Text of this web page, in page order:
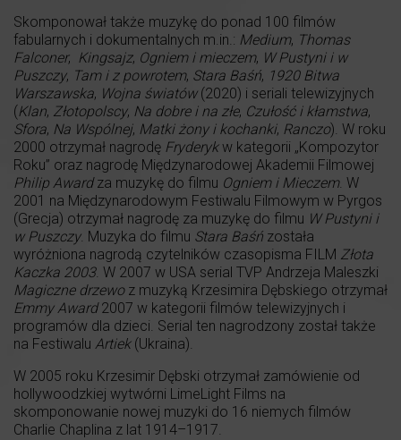
Skomponował także muzykę do ponad 100 filmów
fabularnych i dokumentalnych m.in.: Medium, Thomas
Falconer, Kingsajz, Ogniem i mieczem, W Pustyni i w
Puszczy, Tam i z powrotem, Stara Baśń, 1920 Bitwa
Warszawska, Wojna światów(2020) i seriali telewizyjnych
(Klan, Złotopolscy, Na dobre i na złe, Czułość i kłamstwa,
Sfora, Na Wspólnej, Matki żony i kochanki, Ranczo). W roku
2000 otrzymał nagrodę Fryderykw kategorii „Kompozytor
Roku” oraz nagrodę Międzynarodowej Akademii Filmowej
Philip Awardza muzykę do filmu Ogniem i Mieczem. W
2001 na Międzynarodowym Festiwalu Filmowym w Pyrgos
(Grecja) otrzymał nagrodę za muzykę do filmu W Pustyni i
w Puszczy. Muzyka do filmu Stara Baśń została
wyróżniona nagrodą czytelników czasopisma FILM Złota
Kaczka 2003. W 2007 w USA serial TVP Andrzeja Maleszki
Magiczne drzewoz muzyką Krzesimira Dębskiego otrzymał
Emmy Award2007 w kategorii filmów telewizyjnych i
programów dla dzieci. Serial ten nagrodzony został także
na Festiwalu Artiek(Ukraina).
W 2005 roku Krzesimir Dębski otrzymał zamówienie od
hollywoodzkiej wytwórni LimeLight Films na
skomponowanie nowej muzyki do 16 niemych filmów
Charlie Chaplina z lat 1914–1917.